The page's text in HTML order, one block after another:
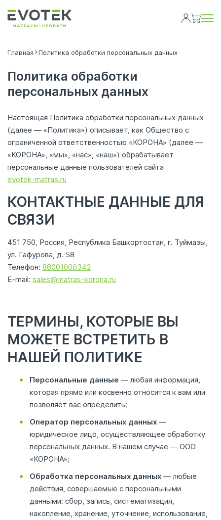
Главная Политика обработки персональных данных
Политика обработки
персональных данных
Настоящая Политика обработки персональных данных
(далее — «Политика») описывает, как Общество с
ограниченной ответственностью «КОРОНА» (далее —
«КОРОНА», «мы», «нас», «наш») обрабатывает
персональные данные пользователей сайта
evotek-matras.ru
КОНТАКТНЫЕ ДАННЫЕ ДЛЯ
СВЯЗИ
451 750, Россия, Республика Башкортостан, г. Туймазы,
ул. Гафурова, д. 58
Телефон: 88001000342
E‑mail: sales@matras‑korona.ru
ТЕРМИНЫ, КОТОРЫЕ ВЫ
МОЖЕТЕ ВСТРЕТИТЬ В
НАШЕЙ ПОЛИТИКЕ
Персональные данные — любая информация,
которая прямо или косвенно относится к вам или
позволяет вас определить;
Оператор персональных данных —
юридическое лицо, осуществляющее обработку
персональных данных. В нашем случае — ООО
«КОРОНА»;
Обработка персональных данных — любые
действия, совершаемые с персональными
данными: сбор, запись, систематизация,
накопление, хранение, уточнение, использование,